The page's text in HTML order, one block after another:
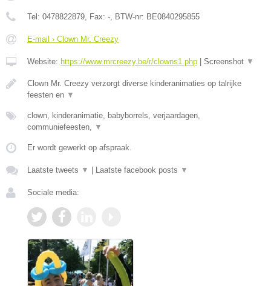
Tel: 0478822879, Fax: -, BTW-nr: BE0840295855
E-mail › Clown Mr. Creezy
Website: https://www.mrcreezy.be/r/clowns1.php Screenshot ▼
Clown Mr. Creezy verzorgt diverse kinderanimaties op talrijke
feesten en ▼
clown, kinderanimatie, babyborrels, verjaardagen,
communiefeesten, ▼
Er wordt gewerkt op afspraak.
Laatste tweets ▼ Laatste facebook posts ▼
Sociale media: